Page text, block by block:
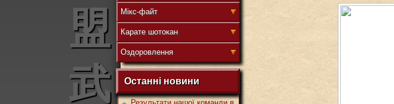
盟
武
Мікс-файт
Карате шотокан
Оздоровлення
Останні новини